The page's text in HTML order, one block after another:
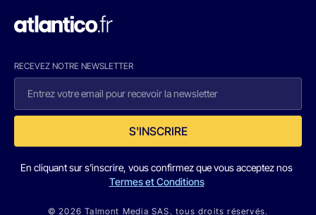
RECEVEZ NOTRE NEWSLETTER
S'INSCRIRE
En cliquant sur s'inscrire, vous confirmez que vous acceptez nos
Termes et Conditions
© 2026 Talmont Media SAS. tous droits réservés.